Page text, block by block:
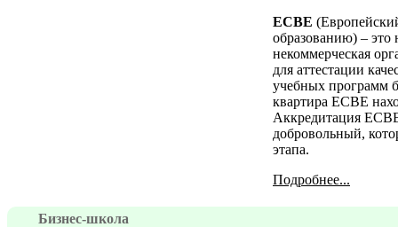
ECBE
образованию) – это
некоммерческая
для аттестации
учебных программ
квартира ЕСВЕ
Аккредитация
добровольный,
этапа.
Подробнее...
Бизнес-школа